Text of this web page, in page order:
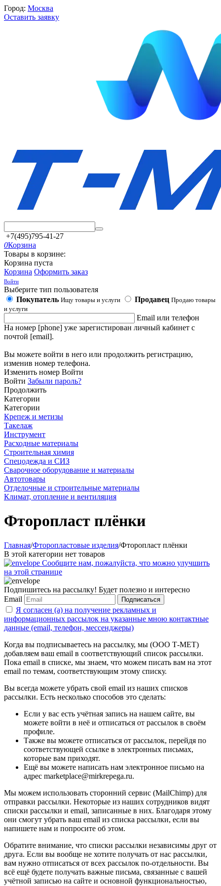
Город: Москва
Оставить заявку
+7(495)795-41-27
0Корзина
Товары в корзине:
Корзина пуста
Корзина Оформить заказ
Войти
Выберите тип пользователя
Покупатель Ищу товары и услуги Продавец Продаю товары
и услуги
Email или телефон
На номер [phone] уже зарегистирован личный кабинет с
почтой [email].
Вы можете войти в него или продолжить регистрацию,
изменив номер телефона.
Изменить номер Войти
Войти Забыли пароль?
Продолжить
Категории
Категории
Крепеж и метизы
Такелаж
Инструмент
Расходные материалы
Строительная химия
Спецодежда и СИЗ
Сварочное оборудование и материалы
Автотовары
Отделочные и строительные материалы
Климат, отопление и вентиляция
Фторопласт плёнки
Главная/Фторопластовые изделия/Фторопласт плёнки
В этой категории нет товаров
Сообщите нам, пожалуйста, что можно улучшить
на этой странице
Подпишитесь на рассылку! Будет полезно и интересно
Email
Подписаться
Я согласен (а) на получение рекламных и
информационных рассылок на указанные мною контактные
данные (email, телефон, мессенджеры)
Когда вы подписываетесь на рассылку, мы (ООО Т-МЕТ)
добавляем ваш email в соответствующий список рассылки.
Пока email в списке, мы знаем, что можем писать вам на этот
email по темам, соответствующим этому списку.
Вы всегда можете убрать свой email из наших списков
рассылки. Есть несколько способов это сделать:
Если у вас есть учётная запись на нашем сайте, вы
можете войти в неё и отписаться от рассылок в своём
профиле.
Также вы можете отписаться от рассылок, перейдя по
соответствующей ссылке в электронных письмах,
которые вам приходят.
Ещё вы можете написать нам электронное письмо на
адрес marketplace@mirkrepega.ru.
Мы можем использовать сторонний сервис (MailChimp) для
отправки рассылки. Некоторые из наших сотрудников видят
списки рассылки и email, записанные в них. Благодаря этому
они смогут убрать ваш email из списка рассылки, если вы
напишете нам и попросите об этом.
Обратите внимание, что списки рассылки независимы друг от
друга. Если вы вообще не хотите получать от нас рассылки,
вам нужно отписаться от всех рассылок по-отдельности. Вы
всё ещё будете получать важные письма, связанные с вашей
учётной записью на сайте и основной функциональностью,